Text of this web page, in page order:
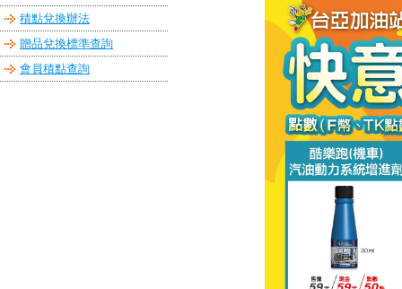
積點兌換辦法
贈品兌換標準查詢
會員積點查詢